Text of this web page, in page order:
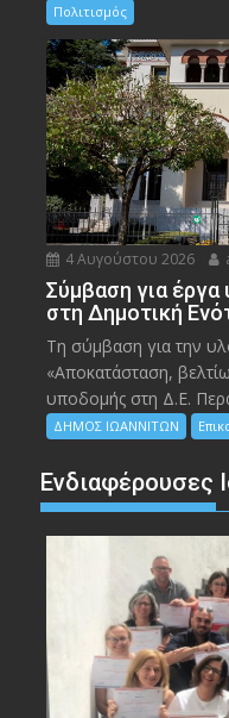
Πολιτισμός
4 Αυγούστου 2026
Σύμβαση για
στη Δημοτική
Τη σύμβαση για την
«Αποκατάσταση,
υποδομής στη Δ.Ε.
ΔΗΜΟΣ ΙΩΑΝΝΙΤΩΝ
Ενδιαφέρουσες